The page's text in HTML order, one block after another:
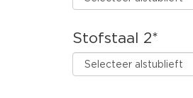
Stofstaal 2*